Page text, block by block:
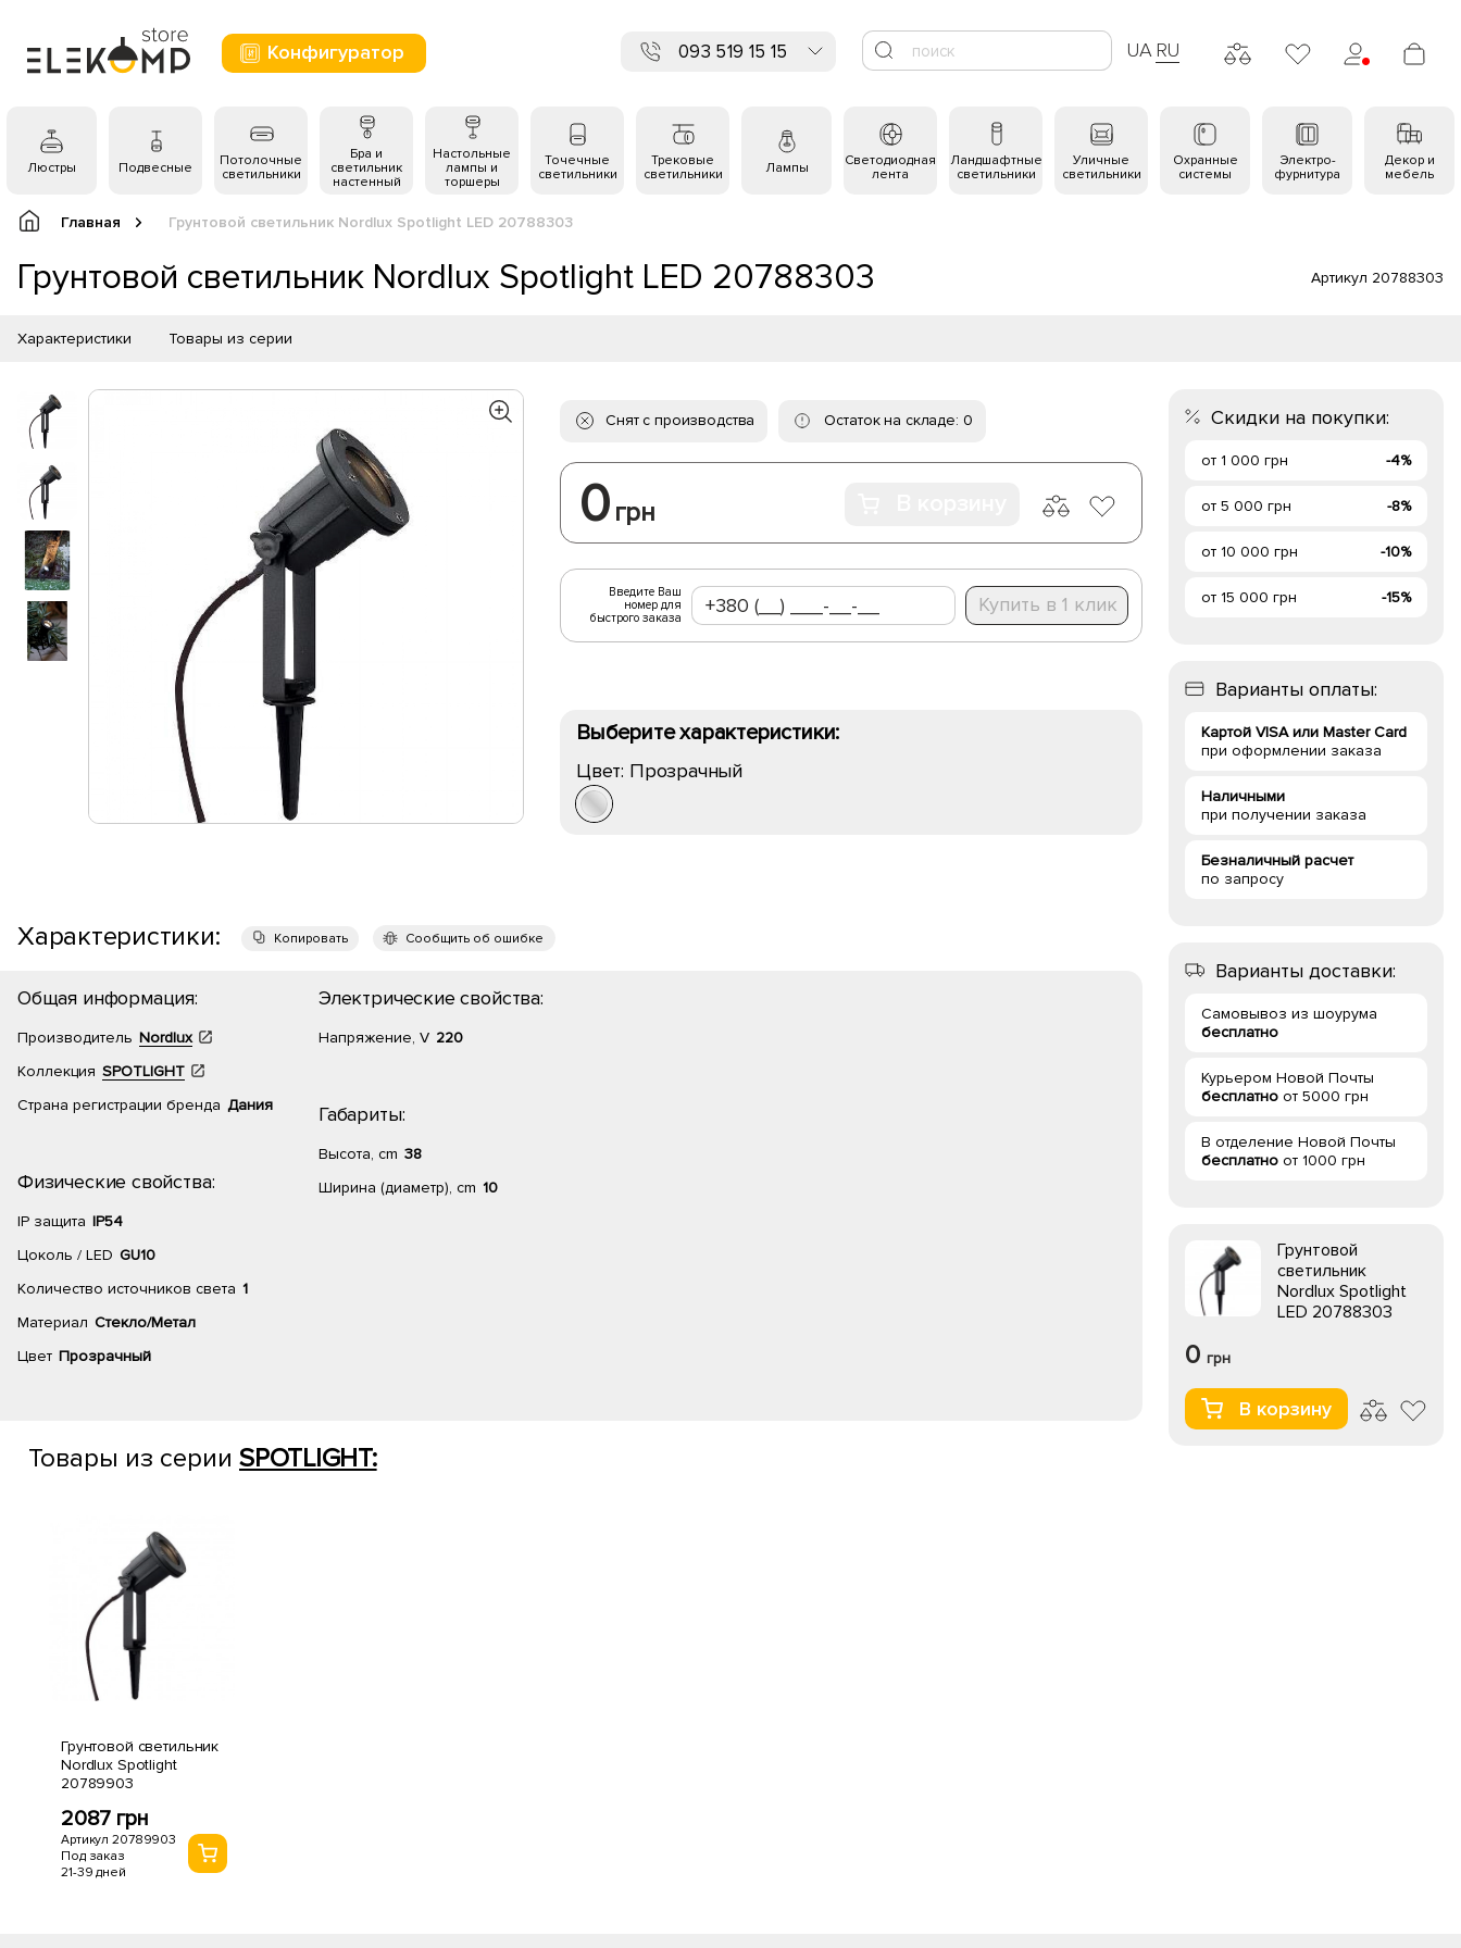
Конфигуратор 093 519 15 15 UA RU
Люстры Подвесные
Потолочные
светильники
Бра и
светильник
настенный
Настольные
лампы и
торшеры
Точечные
светильники
Трековые
светильники
Лампы
Светодиодная
лента
Ландшафтные
светильники
Уличные
светильники
Охранные
системы
Электро-
фурнитура
Декор и
мебель
Главная Грунтовой светильник Nordlux Spotlight LED 20788303
Грунтовой светильник Nordlux Spotlight LED 20788303 Артикул 20788303
Характеристики Товары из серии
Снят с производства Остаток на складе: 0
0 грн
Введите Ваш
номер для
быстрого заказа
Купить в 1 клик
Выберите характеристики:
Цвет: Прозрачный
Характеристики: Копировать Сообщить об ошибке
Общая информация:
Производитель Nordlux
Коллекция SPOTLIGHT
Страна регистрации бренда Дания
Физические свойства:
IP защита IP54
Цоколь / LED GU10
Количество источников света 1
Материал Стекло/Метал
Цвет Прозрачный
Электрические свойства:
Напряжение, V 220
Габариты:
Высота, cm 38
Ширина (диаметр), cm 10
Товары из серии SPOTLIGHT:
Грунтовой светильник
Nordlux Spotlight
20789903
2087 грн
Артикул 20789903
Под заказ
21-39 дней
Скидки на покупки:
от 1 000 грн -4%
от 5 000 грн -8%
от 10 000 грн -10%
от 15 000 грн -15%
Варианты оплаты:
Картой VISA или Master Card
при оформлении заказа
Наличными
при получении заказа
Безналичный расчет
по запросу
Варианты доставки:
Самовывоз из шоурума
бесплатно
Курьером Новой Почты
бесплатно от 5000 грн
В отделение Новой Почты
бесплатно от 1000 грн
Грунтовой
светильник
Nordlux Spotlight
LED 20788303
0 грн
В корзину